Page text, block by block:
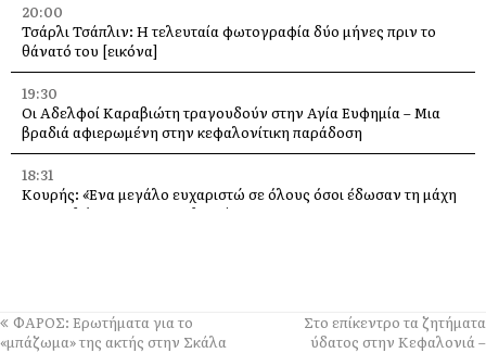
20:00
Τσάρλι Τσάπλιν: Η τελευταία φωτογραφία δύο μήνες πριν το
θάνατό του [εικόνα]
19:30
Οι Αδελφοί Καραβιώτη τραγουδούν στην Αγία Ευφημία – Μια
βραδιά αφιερωμένη στην κεφαλονίτικη παράδοση
18:31
Κουρής: «Ένα μεγάλο ευχαριστώ σε όλους όσοι έδωσαν τη μάχη
με τις φλόγες στην Κεφαλονιά»
18:00
ΦΑΡΟΣ: Ερωτήματα για το
«μπάζωμα» της ακτής στην Σκάλα
Στο επίκεντρο τα ζητήματα
ύδατος στην Κεφαλονιά –